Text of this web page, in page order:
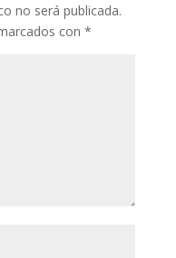
no será publicada.
con *